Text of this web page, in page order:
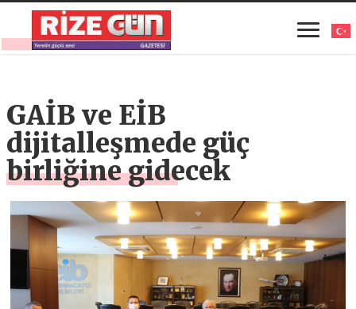
GAİB ve EİB
dijitalleşmede güç
birliğine gidecek